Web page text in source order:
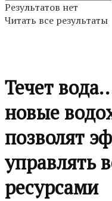
Результатов нет
Читать все результаты
Течет
новые
позволят
управлять
ресурсами